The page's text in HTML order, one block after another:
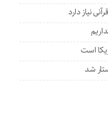
نیاز دارد
است
شد